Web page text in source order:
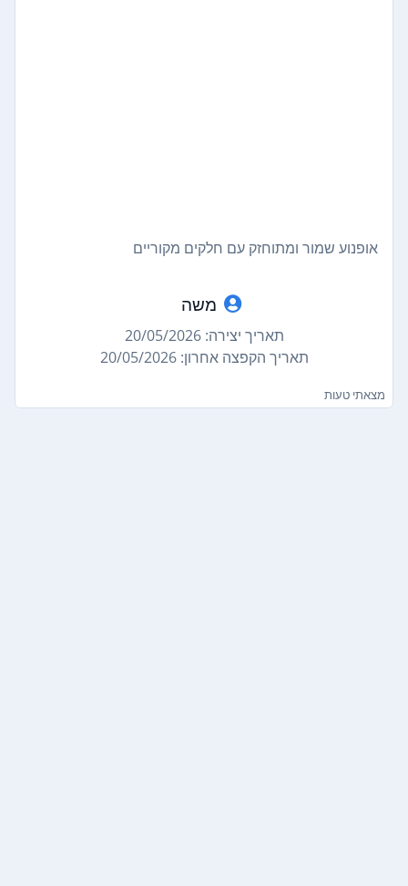
אופנוע שמור ומתוחזק עם חלקים מקוריים
משה
תאריך יצירה: 20/05/2026
תאריך הקפצה אחרון: 20/05/2026
מצאתי טעות